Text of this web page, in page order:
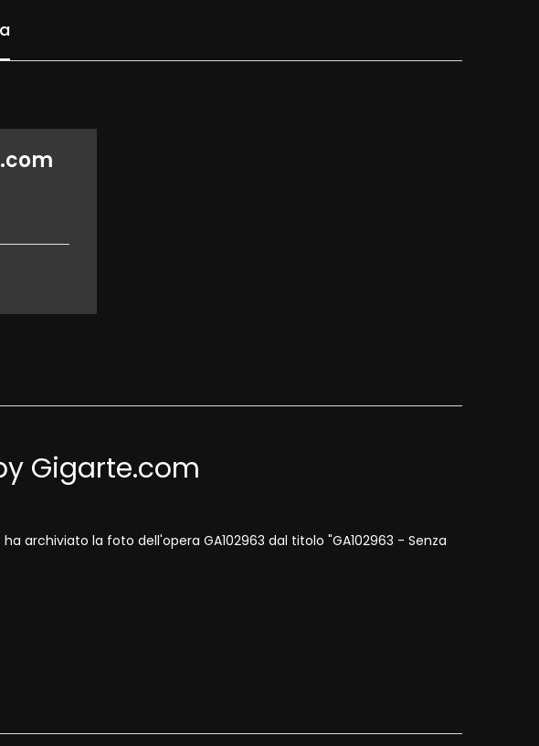
Gigarte.com
archiviato la foto dell'opera GA102963 dal titolo "GA102963 - Senza